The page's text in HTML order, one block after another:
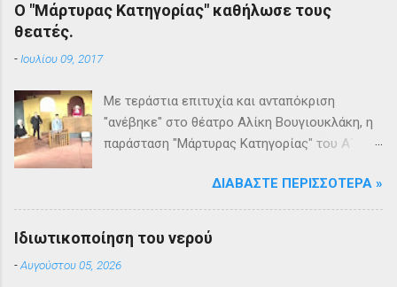
Ο "Μάρτυρας Κατηγορίας" καθήλωσε τους
θεατές.
-Ιουλίου 09, 2017
Με τεράστια επιτυχία και ανταπόκριση
"ανέβηκε" στο θέατρο Αλίκη Βουγιουκλάκη, η
παράσταση "Μάρτυρας Κατηγορίας" του Α΄
Βριλησσίων. Το θέατρο γέμισε και πάνω από
1500 θεατές και τις δύο βραδιές απόλαυσαν
κυριολεκτικά μία σπουδαία παράσταση
υψηλής δραματουργίας. Το έργο της Αγκάθα
Κρίστι καθήλωσε τους θεατρόφιλους σε όλη
ΔΙΑΒΆΣΤΕ ΠΕΡΙΣΣΌΤΕΡΑ »
Ιδιωτικοποίηση του νερού
-Αυγούστου 05, 2026